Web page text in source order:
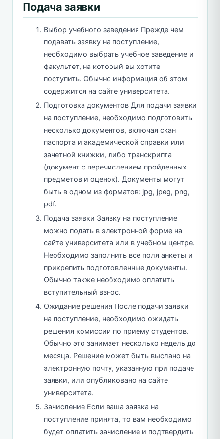
Подача заявки
Выбор учебного заведения Прежде чем
подавать заявку на поступление,
необходимо выбрать учебное заведение и
факультет, на который вы хотите
поступить. Обычно информация об этом
содержится на сайте университета.
Подготовка документов Для подачи заявки
на поступление, необходимо подготовить
несколько документов, включая скан
паспорта и академической справки или
зачетной книжки, либо транскрипта
(документ с перечислением пройденных
предметов и оценок). Документы могут
быть в одном из форматов: jpg, jpeg, png,
pdf.
Подача заявки Заявку на поступление
можно подать в электронной форме на
сайте университета или в учебном центре.
Необходимо заполнить все поля анкеты и
прикрепить подготовленные документы.
Обычно также необходимо оплатить
вступительный взнос.
Ожидание решения После подачи заявки
на поступление, необходимо ожидать
решения комиссии по приему студентов.
Обычно это занимает несколько недель до
месяца. Решение может быть выслано на
электронную почту, указанную при подаче
заявки, или опубликовано на сайте
университета.
Зачисление Если ваша заявка на
поступление принята, то вам необходимо
будет оплатить зачисление и подтвердить